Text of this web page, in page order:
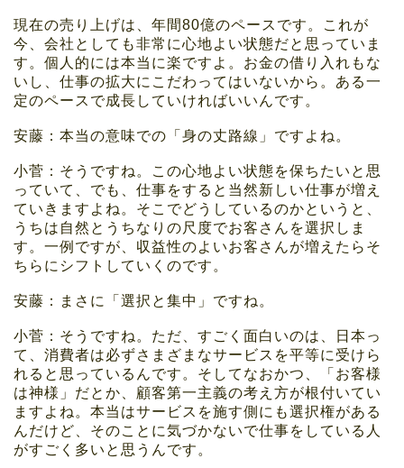
現在の売り上げは、年間80億のペースです。これが
今、会社としても非常に心地よい状態だと思っていま
す。個人的には本当に楽ですよ。お金の借り入れもな
いし、仕事の拡大にこだわってはいないから。ある一
定のペースで成長していければいいんです。
安藤：本当の意味での「身の丈路線」ですよね。
小菅：そうですね。この心地よい状態を保ちたいと思
っていて、でも、仕事をすると当然新しい仕事が増え
ていきますよね。そこでどうしているのかというと、
うちは自然とうちなりの尺度でお客さんを選択しま
す。一例ですが、収益性のよいお客さんが増えたらそ
ちらにシフトしていくのです。
安藤：まさに「選択と集中」ですね。
小菅：そうですね。ただ、すごく面白いのは、日本っ
て、消費者は必ずさまざまなサービスを平等に受けら
れると思っているんです。そしてなおかつ、「お客様
は神様」だとか、顧客第一主義の考え方が根付いてい
ますよね。本当はサービスを施す側にも選択権がある
んだけど、そのことに気づかないで仕事をしている人
がすごく多いと思うんです。